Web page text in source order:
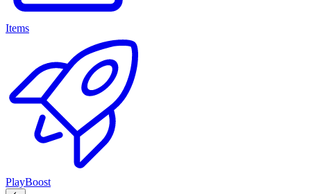
Items
PlayBoost